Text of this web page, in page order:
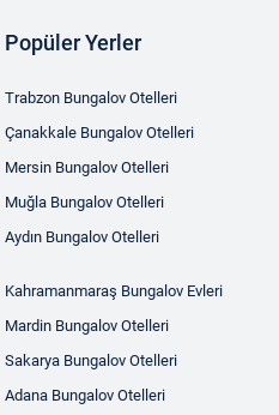
Popüler Yerler
Trabzon Bungalov Otelleri
Çanakkale Bungalov Otelleri
Mersin Bungalov Otelleri
Muğla Bungalov Otelleri
Aydın Bungalov Otelleri
Kahramanmaraş Bungalov Evleri
Mardin Bungalov Otelleri
Sakarya Bungalov Otelleri
Adana Bungalov Otelleri